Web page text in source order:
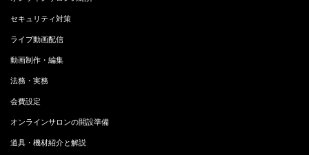
セキュリティ対策
ライブ動画配信
動画制作・編集
法務・実務
会費設定
オンラインサロンの開設準備
道具・機材紹介と解説